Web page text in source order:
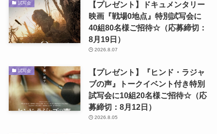
試写会
【プレゼント】ドキュメンタリー
映画『戦場0地点』特別試写会に
40組80名様ご招待☆（応募締切：
8月19日）
2026.8.07
試写会
【プレゼント】『ヒンド・ラジャ
ブの声』トークイベント付き特別
試写会に10組20名様ご招待☆（応
募締切：8月12日）
2026.8.05